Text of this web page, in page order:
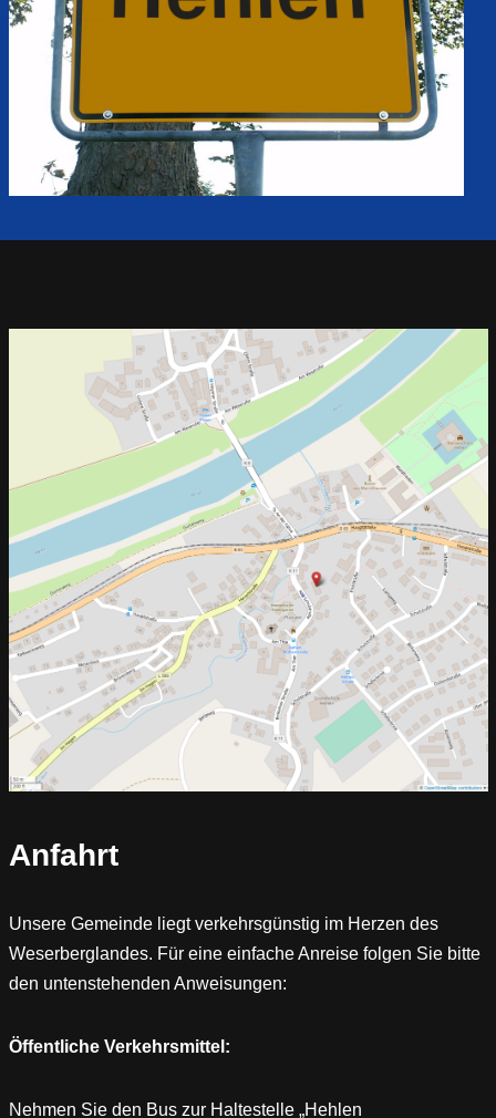
Anfahrt
Unsere Gemeinde liegt verkehrsgünstig im Herzen des
Weserberglandes. Für eine einfache Anreise folgen Sie bitte
den untenstehenden Anweisungen:
Öffentliche Verkehrsmittel:
Nehmen Sie den Bus zur Haltestelle „Hehlen